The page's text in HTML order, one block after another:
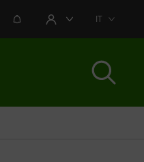
NOTIFICHEAREA UTENTEIT